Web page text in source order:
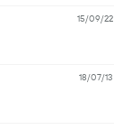
15/09/22
18/07/13